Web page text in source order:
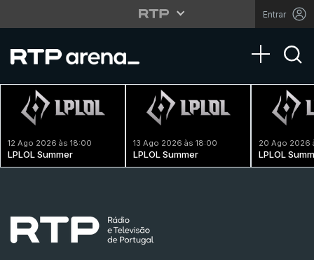
Entrar
Toggle
12 Ago 2026 às 18:00
LPLOL Summer
13 Ago 2026 às 18:00
LPLOL Summer
20 Ago 2026
LPLOL